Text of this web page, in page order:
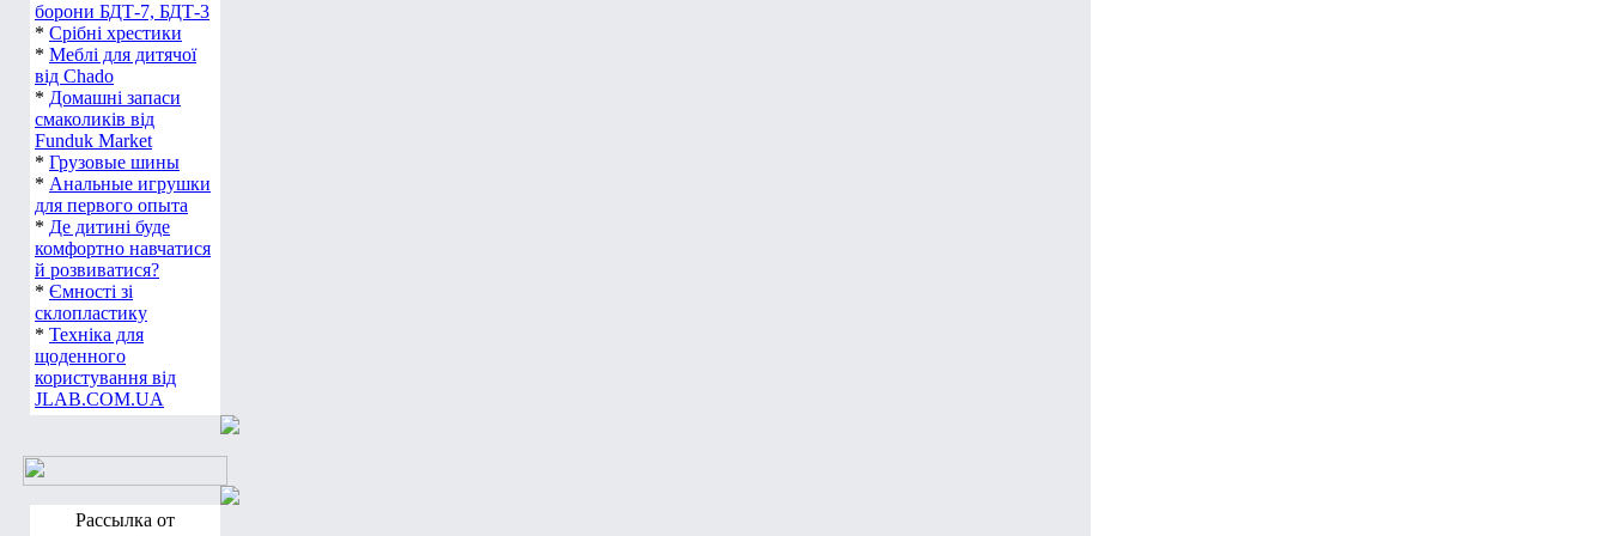
борони БДТ-7, БДТ-3
* Срібні хрестики
* Меблі для дитячої
від Chado
* Домашні запаси
смаколиків від
Funduk Market
* Грузовые шины
* Анальные игрушки
для первого опыта
* Де дитині буде
комфортно навчатися
й розвиватися?
* Ємності зі
склопластику
* Техніка для
щоденного
користування від
JLAB.COM.UA
Рассылка от